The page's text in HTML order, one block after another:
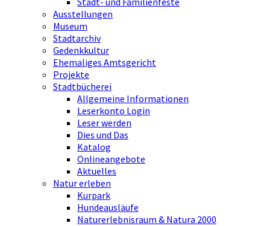
Ausstellungen
Museum
Stadtarchiv
Gedenkkultur
Ehemaliges Amtsgericht
Projekte
Stadtbücherei
Allgemeine Informationen
Leserkonto Login
Leser werden
Dies und Das
Katalog
Onlineangebote
Aktuelles
Natur erleben
Kurpark
Hundeausläufe
Naturerlebnisraum & Natura 2000